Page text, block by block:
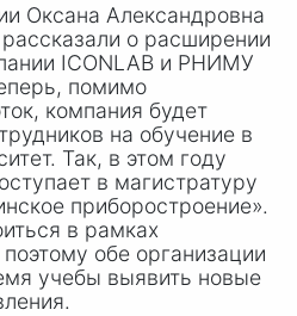
Оксана Александровна
о расширении
ICONLAB и РНИМУ
помимо
компания будет
на обучение в
Так, в этом году
в магистратуру
приборостроение».
в рамках
обе организации
учебы выявить новые